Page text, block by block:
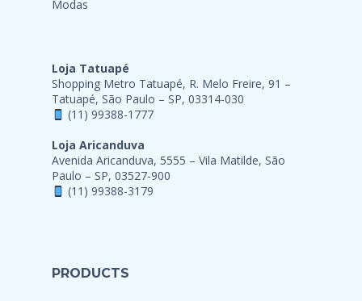
Loja Tatuapé
Shopping Metro Tatuapé, R. Melo Freire, 91 –
Tatuapé, São Paulo – SP, 03314-030
(11) 99388-1777
Loja Aricanduva
Avenida Aricanduva, 5555 – Vila Matilde, São
Paulo – SP, 03527-900
(11) 99388-3179
PRODUCTS